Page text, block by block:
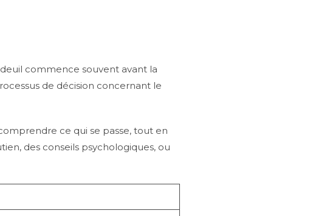
commence souvent avant la
de décision concernant le
ce qui se passe, tout en
des conseils psychologiques, ou